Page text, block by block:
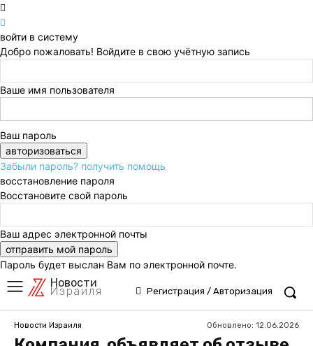
войти в систему
Добро пожаловать! Войдите в свою учётную запись
Ваше имя пользователя
Ваш пароль
Забыли пароль? получить помощь
восстановление пароля
Восстановите свой пароль
Ваш адрес электронной почты
Пароль будет выслан Вам по электронной почте.
Новости
Израиля Регистрация / Авторизация
Новости Израиля Обновлено: 12.06.2026